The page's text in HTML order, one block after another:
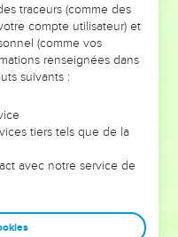
!
VOUS ÉVITER LES
les doutes, les erreurs
alors même que ce
façonnés.
et responsables
afin que leurs erreurs
traceurs (comme des
compte utilisateur) et
(comme vos
renseignées dans
suivants :
tiers tels que de la
avec notre service de